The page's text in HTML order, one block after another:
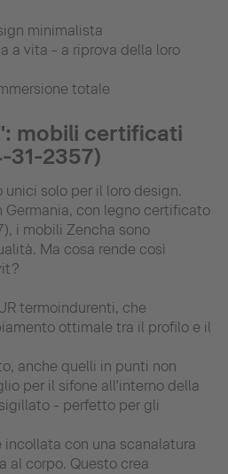
minimalista
a vita - a riprova della loro
totale
mobili certificati
31-2357)
unici solo per il loro design.
Germania, con legno certificato
i mobili Zencha sono
Ma cosa rende così
termoindurenti, che
ottimale tra il profilo e il
anche quelli in punti non
per il sifone all'interno della
- perfetto per gli
incollata con una scanalatura
al corpo. Questo crea